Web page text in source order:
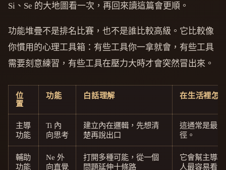
Si、Se 的大地圖看一次，再回來讀這篇會更順。
功能堆疊不是排名比賽，也不是誰比較高級。它比較像
你慣用的心理工具箱：有些工具你一拿就會，有些工具
需要刻意練習，有些工具在壓力大時才會突然冒出來。
位
置
功能 白話理解 在生活裡怎
主導
功能
Ti 內
向思考
建立內在邏輯，先想清
楚再說出口
這通常是最
徑。
輔助
功能
Ne 外
向直覺
打開多種可能，從一個
問題延伸十條路
它會幫主導
人最容易看